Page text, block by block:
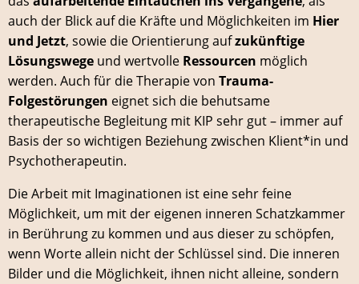
auch der Blick auf die Kräfte und Möglichkeiten im Hier
und Jetzt, sowie die Orientierung aufzukünftige
Lösungswege und wertvolle Ressourcen möglich
werden. Auch für die Therapie von Trauma-
Folgestörungen eignet sich die behutsame
therapeutische Begleitung mit KIP sehr gut – immer auf
Basis der so wichtigen Beziehung zwischen Klient*in und
Psychotherapeutin.
Die Arbeit mit Imaginationen ist eine sehr feine
Möglichkeit, um mit der eigenen inneren Schatzkammer
in Berührung zu kommen und aus dieser zu schöpfen,
wenn Worte allein nicht der Schlüssel sind. Die inneren
Bilder und die Möglichkeit, ihnen nicht alleine, sondern